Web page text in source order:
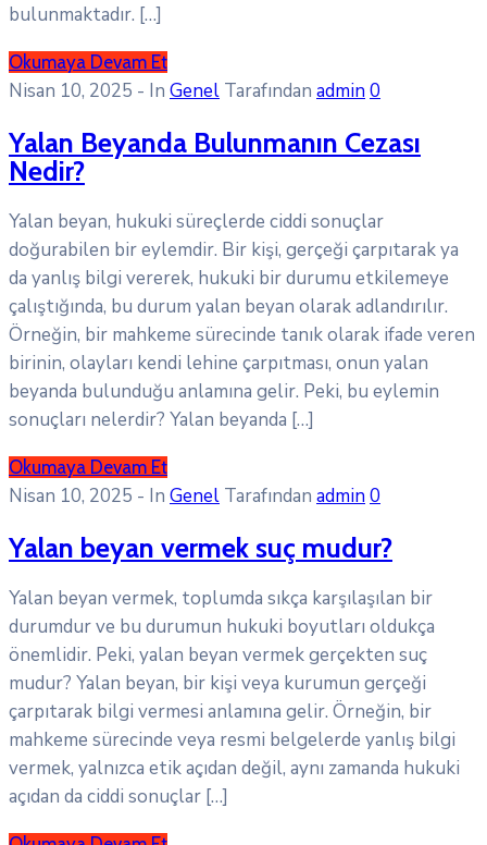
bulunmaktadır. […]
Okumaya Devam Et
Nisan 10, 2025 - In Genel Tarafından admin0
Yalan Beyanda Bulunmanın Cezası
Nedir?
Yalan beyan, hukuki süreçlerde ciddi sonuçlar
doğurabilen bir eylemdir. Bir kişi, gerçeği çarpıtarak ya
da yanlış bilgi vererek, hukuki bir durumu etkilemeye
çalıştığında, bu durum yalan beyan olarak adlandırılır.
Örneğin, bir mahkeme sürecinde tanık olarak ifade veren
birinin, olayları kendi lehine çarpıtması, onun yalan
beyanda bulunduğu anlamına gelir. Peki, bu eylemin
sonuçları nelerdir? Yalan beyanda […]
Okumaya Devam Et
Nisan 10, 2025 - In Genel Tarafından admin0
Yalan beyan vermek suç mudur?
Yalan beyan vermek, toplumda sıkça karşılaşılan bir
durumdur ve bu durumun hukuki boyutları oldukça
önemlidir. Peki, yalan beyan vermek gerçekten suç
mudur? Yalan beyan, bir kişi veya kurumun gerçeği
çarpıtarak bilgi vermesi anlamına gelir. Örneğin, bir
mahkeme sürecinde veya resmi belgelerde yanlış bilgi
vermek, yalnızca etik açıdan değil, aynı zamanda hukuki
açıdan da ciddi sonuçlar […]